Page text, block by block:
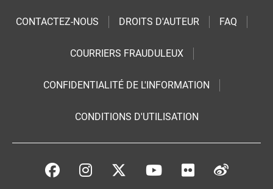
CONTACTEZ-NOUS DROITS D'AUTEUR FAQ
COURRIERS FRAUDULEUX
CONFIDENTIALITÉ DE L'INFORMATION
CONDITIONS D'UTILISATION